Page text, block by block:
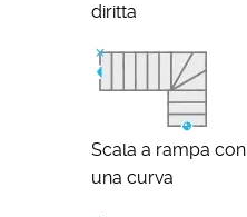
diritta
Scala a rampa con
una curva